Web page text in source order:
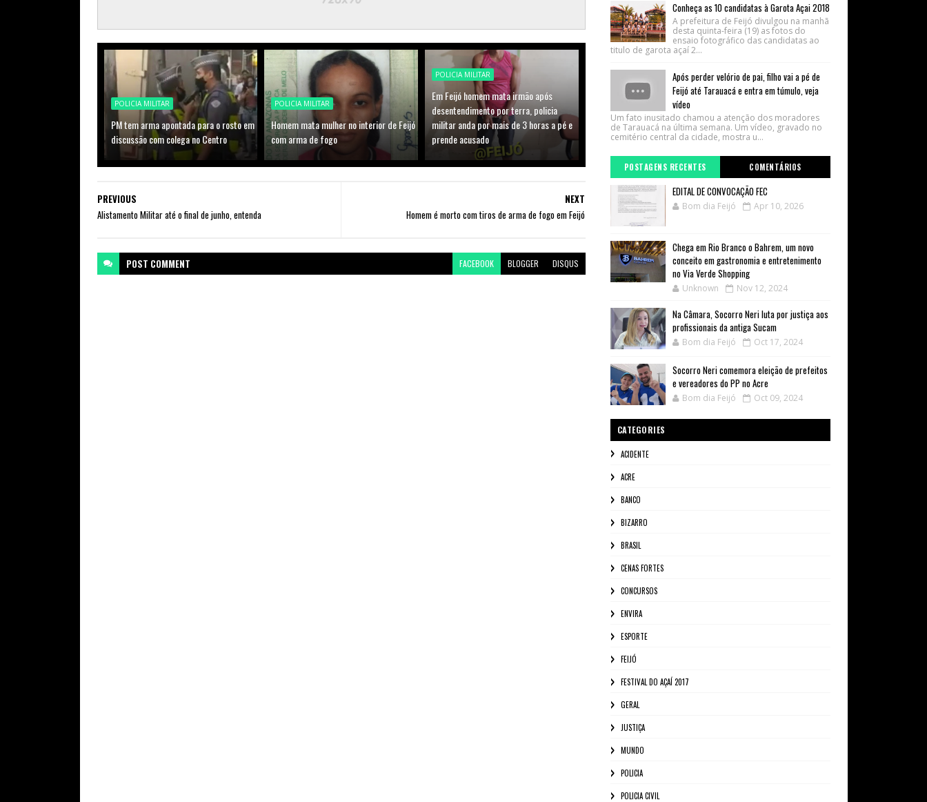
POLICIA MILITAR
PM tem arma apontada para o rosto em
discussão com colega no Centro
POLICIA MILITAR
Homem mata mulher no interior de Feijó
com arma de fogo
POLICIA MILITAR
Em Feijó homem mata irmão após
desentendimento por terra, policia
militar anda por mais de 3 horas a pé e
prende acusado
NEXT
Homem é morto com tiros de arma de fogo em Feijó
PREVIOUS
Alistamento Militar até o final de junho, entenda
POST COMMENT FACEBOOK BLOGGER DISQUS
Conheça as 10 candidatas à Garota Açai 2018
A prefeitura de Feijó divulgou na manhã
desta quinta-feira (19) as fotos do
ensaio fotográfico das candidatas ao
titulo de garota açaí 2...
Após perder velório de pai, filho vai a pé de
Feijó até Tarauacá e entra em túmulo, veja
vídeo
Um fato inusitado chamou a atenção dos moradores
de Tarauacá na última semana. Um vídeo, gravado no
cemitério central da cidade, mostra u...
POSTAGENS RECENTES COMENTÁRIOS
EDITAL DE CONVOCAÇÃO FEC
Bom dia Feijó Apr 10, 2026
Chega em Rio Branco o Bahrem, um novo
conceito em gastronomia e entretenimento
no Via Verde Shopping
Unknown Nov 12, 2024
Na Câmara, Socorro Neri luta por justiça aos
profissionais da antiga Sucam
Bom dia Feijó Oct 17, 2024
Socorro Neri comemora eleição de prefeitos
e vereadores do PP no Acre
Bom dia Feijó Oct 09, 2024
CATEGORIES
ACIDENTE
ACRE
BANCO
BIZARRO
BRASIL
CENAS FORTES
CONCURSOS
ENVIRA
ESPORTE
FEIJÓ
FESTIVAL DO AÇAÍ 2017
GERAL
JUSTIÇA
MUNDO
POLICIA
POLICIA CIVIL